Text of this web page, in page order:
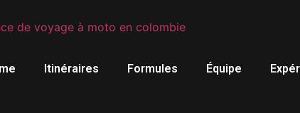
Itinéraires Formules Équipe